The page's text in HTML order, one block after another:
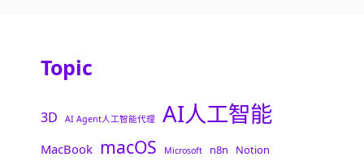
Topic
3D AI Agent人工智能代理 AI人工智能
MacBook macOS Microsoft n8n
Notion